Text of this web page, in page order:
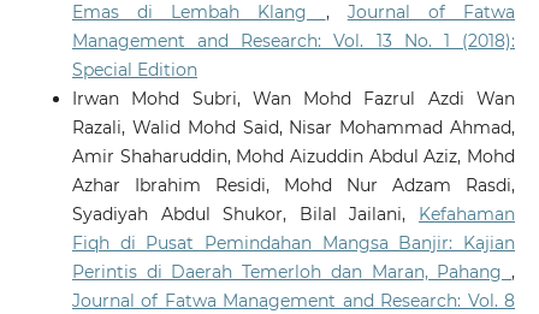
Emas di Lembah Klang , Journal of Fatwa
Management and Research: Vol. 13 No. 1 (2018):
Special Edition
Irwan Mohd Subri, Wan Mohd Fazrul Azdi Wan
Razali, Walid Mohd Said, Nisar Mohammad Ahmad,
Amir Shaharuddin, Mohd Aizuddin Abdul Aziz, Mohd
Azhar Ibrahim Residi, Mohd Nur Adzam Rasdi,
Syadiyah Abdul Shukor, Bilal Jailani, Kefahaman
Fiqh di Pusat Pemindahan Mangsa Banjir: Kajian
Perintis di Daerah Temerloh dan Maran, Pahang,
Journal of Fatwa Management and Research: Vol. 8